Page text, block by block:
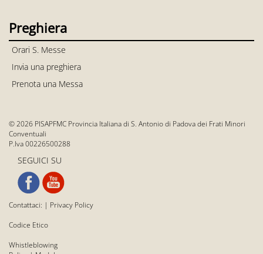
Preghiera
Orari S. Messe
Invia una preghiera
Prenota una Messa
© 2026 PISAPFMC Provincia Italiana di S. Antonio di Padova dei Frati Minori
Conventuali
P.Iva 00226500288
SEGUICI SU
Contattaci: | Privacy Policy
Codice Etico
Whistleblowing